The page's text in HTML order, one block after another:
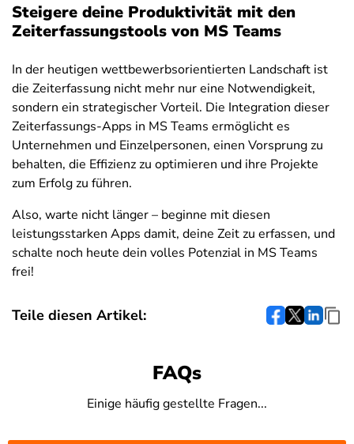
Steigere deine Produktivität mit den
Zeiterfassungstools von MS Teams
In der heutigen wettbewerbsorientierten Landschaft ist
die Zeiterfassung nicht mehr nur eine Notwendigkeit,
sondern ein strategischer Vorteil. Die Integration dieser
Zeiterfassungs-Apps in MS Teams ermöglicht es
Unternehmen und Einzelpersonen, einen Vorsprung zu
behalten, die Effizienz zu optimieren und ihre Projekte
zum Erfolg zu führen.
Also, warte nicht länger – beginne mit diesen
leistungsstarken Apps damit, deine Zeit zu erfassen, und
schalte noch heute dein volles Potenzial in MS Teams
frei!
Teile diesen Artikel:
FAQs
Einige häufig gestellte Fragen...